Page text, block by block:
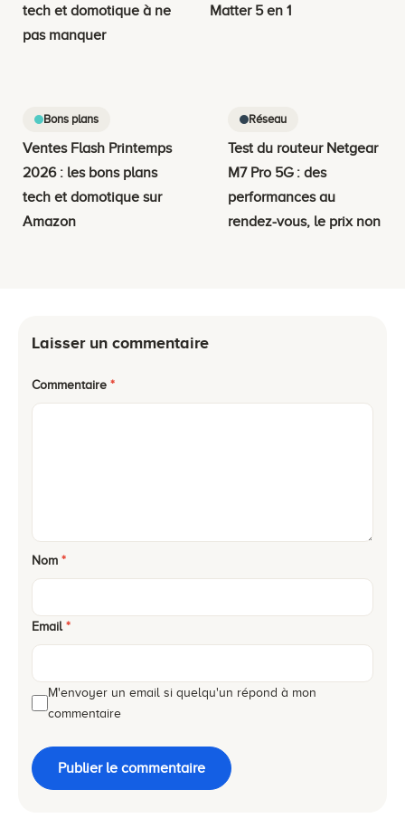
tech et domotique à ne
pas manquer
Matter 5 en 1
Bons plans
Ventes Flash Printemps
2026 : les bons plans
tech et domotique sur
Amazon
Réseau
Test du routeur Netgear
M7 Pro 5G : des
performances au
rendez-vous, le prix non
Laisser un commentaire
Commentaire *
Nom *
Email *
M'envoyer un email si quelqu'un répond à mon
commentaire
Publier le commentaire